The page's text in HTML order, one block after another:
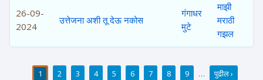
26-09-
2024
उत्तेजना अशी तू देऊ नकोस
गंगाधर
मुटे
माझी
मराठी
गझल
1 2 3 4 5 6 7 8 9 … पुढील ›